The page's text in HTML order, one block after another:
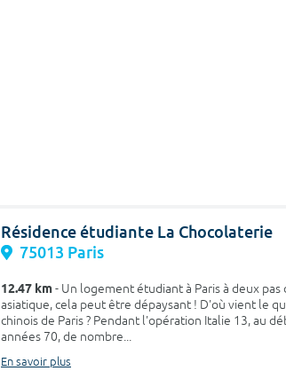
Résidence étudiante La Chocolaterie
75013 Paris
12.47 km- Un logement étudiant à Paris à deux pas
asiatique, cela peut être dépaysant ! D'où vient le
chinois de Paris ? Pendant l'opération Italie 13, au
années 70, de nombre...
En savoir plus